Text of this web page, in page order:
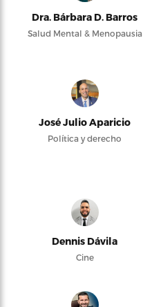
Dra. Bárbara D. Barros
Salud Mental & Menopausia
José Julio Aparicio
Política y derecho
Dennis Dávila
Cine